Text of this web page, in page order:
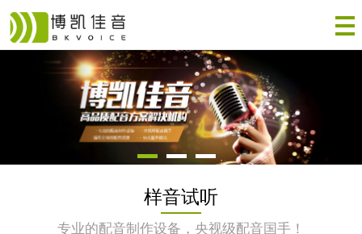
样音试听
专业的配音制作设备，央视级配音国手！